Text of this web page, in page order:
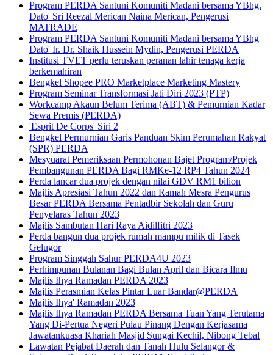
Program PERDA Santuni Komuniti Madani bersama YBhg.
Dato' Sri Reezal Merican Naina Merican, Pengerusi
MATRADE
Program PERDA Santuni Komuniti Madani bersama YBhg
Dato' Ir. Dr. Shaik Hussein Mydin, Pengerusi PERDA
Institusi TVET perlu teruskan peranan lahir tenaga kerja
berkemahiran
Bengkel Shopee PRO Marketplace Marketing Mastery
Program Seminar Transformasi Jati Diri 2023 (PTP)
Workcamp Akaun Belum Terima (ABT) & Pemurnian Kadar
Sewa Premis (PERDA)
'Esprit De Corps' Siri 2
Bengkel Permurnian Garis Panduan Skim Perumahan Rakyat
(SPR) PERDA
Mesyuarat Pemeriksaan Permohonan Bajet Program/Projek
Pembangunan PERDA Bagi RMKe-12 RP4 Tahun 2024
Perda lancar dua projek dengan nilai GDV RM1 bilion
Majlis Apresiasi Tahun 2022 dan Ramah Mesra Pengurus
Besar PERDA Bersama Pentadbir Sekolah dan Guru
Penyelaras Tahun 2023
Majlis Sambutan Hari Raya Aidilfitri 2023
Perda bangun dua projek rumah mampu milik di Tasek
Gelugor
Program Singgah Sahur PERDA4U 2023
Perhimpunan Bulanan Bagi Bulan April dan Bicara Ilmu
Majlis Ihya Ramadan PERDA 2023
Majlis Perasmian Kelas Pintar Luar Bandar@PERDA
Majlis Ihya' Ramadan 2023
Majlis Ihya Ramadan PERDA Bersama Tuan Yang Terutama
Yang Di-Pertua Negeri Pulau Pinang Dengan Kerjasama
Jawatankuasa Khariah Masjid Sungai Kechil, Nibong Tebal
Lawatan Pejabat Daerah dan Tanah Hulu Selangor &